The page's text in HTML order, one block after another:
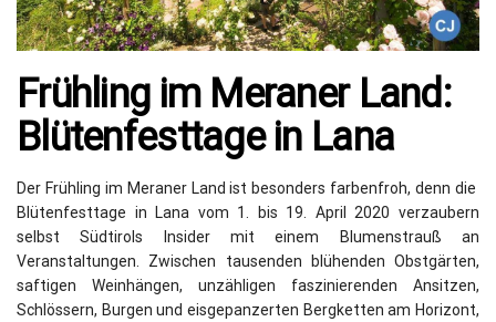
Frühling im Meraner Land:
Blütenfesttage in Lana
Der Frühling im Meraner Land ist besonders farbenfroh, denn die
Blütenfesttage in Lana vom 1. bis 19. April 2020 verzaubern
selbst Südtirols Insider mit einem Blumenstrauß an
Veranstaltungen. Zwischen tausenden blühenden Obstgärten,
saftigen Weinhängen, unzähligen faszinierenden Ansitzen,
Schlössern, Burgen und eisgepanzerten Bergketten am Horizont,